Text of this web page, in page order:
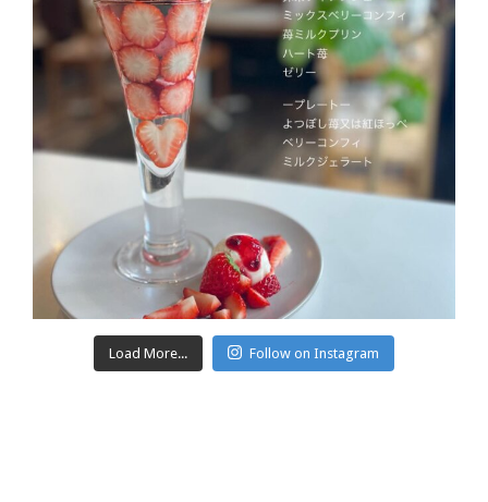
Load More... Follow on Instagram